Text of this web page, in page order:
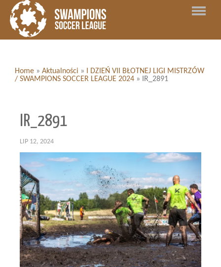
Home » Aktualności »
I DZIEŃ VII BŁOTNEJ LIGI MISTRZÓW
/ SWAMPIONS SOCCER LEAGUE 2024 » IR_2891
IR_2891
LIP 12, 2024